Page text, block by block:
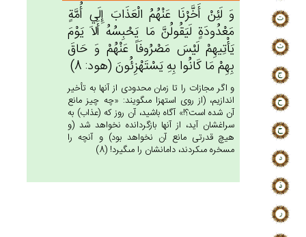
وَ لَئِن‌ْ أَخَّرْنَا عَنْهُم‌ُ الْعَذَاب‌َ إِلَي‌ أُمَّة‌ٍ
مَعْدُودَة‌ٍ لَيَقُولُن‌َّ مَا يَحْبِسُه‌ُ أَلاَ يَوْم‌َ
يَأْتِيهِم‌ْ لَيْس‌َ مَصْرُوفَاً عَنْهُم‌ْ وَ حَاق‌َ
بِهِمْ‌ مَا كَانُوا بِه‌ِ يَسْتَهْزِئُون‌َ (هود: 8)
و اگر مجازات را تا زمان محدودى از آنها به تأخير
اندازيم، (از روى استهزا مى‏گويند: «چه چيز مانع
آن شده است؟!» آگاه باشيد، آن روز كه (عذاب) به
سراغشان آيد، از آنها بازگردانده نخواهد شد (و
هيچ قدرتى مانع آن نخواهد بود) و آنچه را
مسخره مى‏كردند، دامانشان را مى‏گيرد! (8)